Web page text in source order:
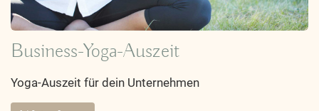
Business-Yoga-Auszeit
Yoga-Auszeit für dein Unternehmen